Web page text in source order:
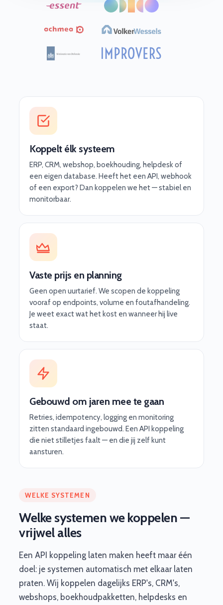
Koppelt élk systeem
ERP, CRM, webshop, boekhouding, helpdesk of
een eigen database. Heeft het een API, webhook
of een export? Dan koppelen we het — stabiel en
monitorbaar.
Vaste prijs en planning
Geen open uurtarief. We scopen de koppeling
vooraf op endpoints, volume en foutafhandeling.
Je weet exact wat het kost en wanneer hij live
staat.
Gebouwd om jaren mee te gaan
Retries, idempotency, logging en monitoring
zitten standaard ingebouwd. Een API koppeling
die niet stilletjes faalt — en die jij zelf kunt
aansturen.
WELKE SYSTEMEN
Welke systemen we koppelen —
vrijwel alles
Een API koppeling laten maken heeft maar één
doel: je systemen automatisch met elkaar laten
praten. Wij koppelen dagelijks ERP's, CRM's,
webshops, boekhoudpakketten, helpdesks en